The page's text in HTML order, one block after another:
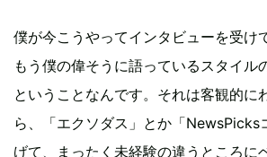
僕が今こうやってインタビューを受け
もう僕の偉そうに語っているスタイル
ということなんです。それは客観的に
ら、「エクソダス」とか「NewsPicks
げて、まったく未経験の違うところに